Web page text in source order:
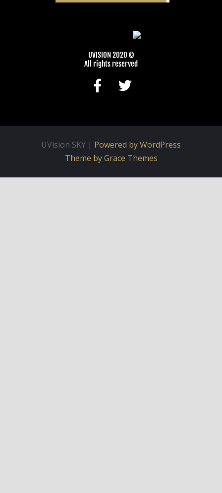
© 2020 UVISION
All rights reserved
UVision SKY | Powered by WordPress
Theme by Grace Themes